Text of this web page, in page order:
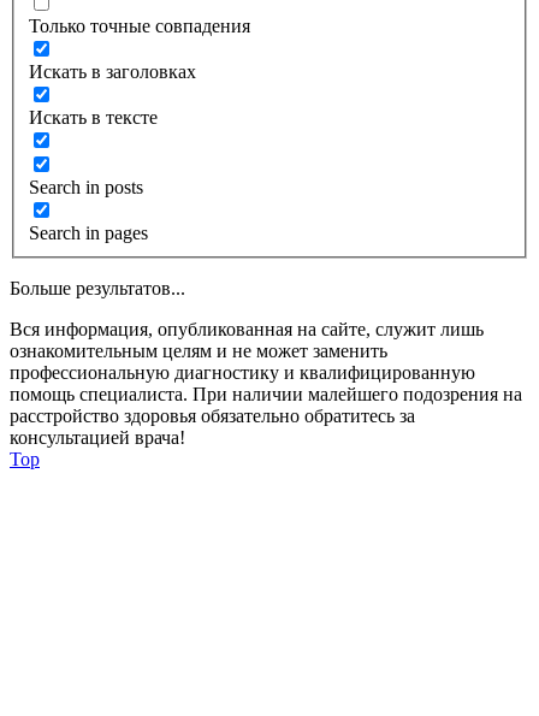
Только точные совпадения
Искать в заголовках
Искать в тексте
Search in posts
Search in pages
Больше результатов...
Вся информация, опубликованная на сайте, служит лишь
ознакомительным целям и не может заменить
профессиональную диагностику и квалифицированную
помощь специалиста. При наличии малейшего подозрения на
расстройство здоровья обязательно обратитесь за
консультацией врача!
Top